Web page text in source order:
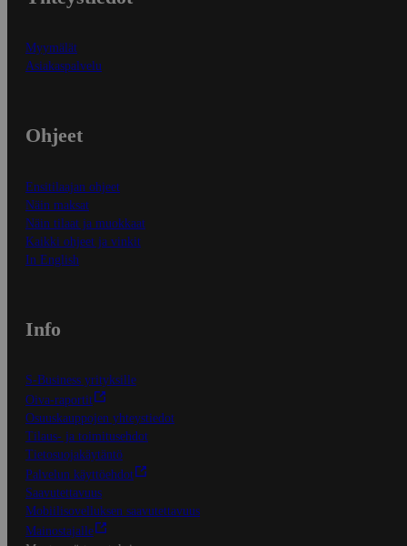
Myymälät
Asiakaspalvelu
Ohjeet
Ensitilaajan ohjeet
Näin maksat
Näin tilaat ja muokkaat
Kaikki ohjeet ja vinkit
In English
Info
S-Business yrityksille
Oiva-raportit
Osuuskauppojen yhteystiedot
Tilaus- ja toimitusehdot
Tietosuojakäytäntö
Palvelun käyttöehdot
Saavutettavuus
Mobiilisovelluksen saavutettavuus
Mainostajalle